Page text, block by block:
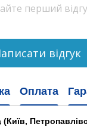
перший
відгук
Оплата
(Київ,